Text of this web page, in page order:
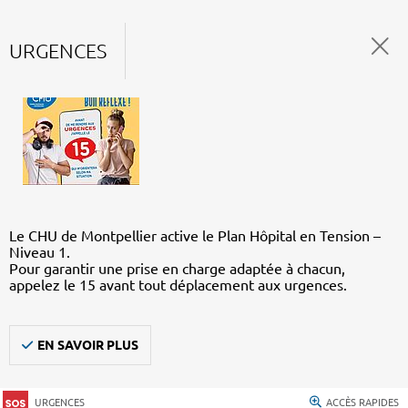
URGENCES
Le CHU de Montpellier active le Plan Hôpital en Tension –
Niveau 1.
Pour garantir une prise en charge adaptée à chacun,
appelez le 15 avant tout déplacement aux urgences.
EN SAVOIR PLUS
URGENCES ACCÈS RAPIDES